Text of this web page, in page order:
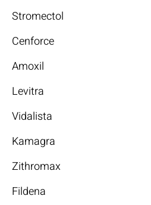
Stromectol
Cenforce
Amoxil
Levitra
Vidalista
Kamagra
Zithromax
Fildena